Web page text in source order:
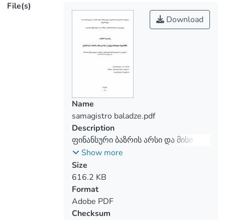
The enterprise's financial activities are
continuously connected with the activity of
the financial market, their type and
market itself is a market where the buy-
sell object is a diverse financial institution
The segmentation of the financial market
is a deliberate division of the individual
segments of species, which differ from the
peculiarity of the circulation of financial
instruments from it. For example, credit
short-term credit instruments market;
Long-term credit instruments market;
Interbank credit markets, etc. Stock
File(s)
Download
Name
samagistro baladze.pdf
Description
ფინანსური ბაზრის არსი და მისი
ფუნქციონირების მექანიზმი
Show more
Size
616.2 KB
Format
Adobe PDF
Checksum